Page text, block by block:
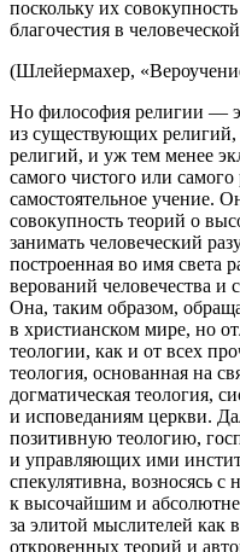
поскольку их
благочестия в
(Шлейермахер,
Но философия религии —
из существующих религий,
религий, и уж тем менее
самого чистого или
самостоятельное учение.
совокупность теорий о
занимать человеческий
построенная во имя света
верований человечества и
Она, таким образом,
в христианском мире, но
теологии, как и от всех
теология, основанная на
догматическая теология,
и исповеданиям церкви.
позитивную теологию,
и управляющих ими
спекулятивна, возносясь с
к высочайшим и
за элитой мыслителей как
откровенных теорий и